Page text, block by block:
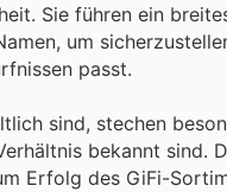
Sie führen ein
um
passt.
sind, stechen
bekannt sind.
Erfolg des GiFi-